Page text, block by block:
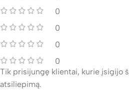
0
0
0
0
Tik prisijungę klientai, kurie įsigijo
atsiliepimą.